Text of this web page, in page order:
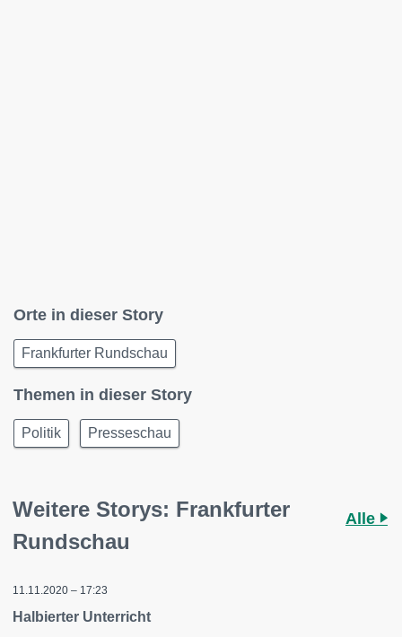
Orte in dieser Story
Frankfurter Rundschau
Themen in dieser Story
Politik Presseschau
Weitere Storys: Frankfurter
Rundschau
Alle
11.11.2020 – 17:23
Halbierter Unterricht